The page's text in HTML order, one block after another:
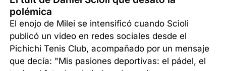
polémica
El enojo de Milei se intensificó cuando Scioli
publicó un video en redes sociales desde el
Pichichi Tenis Club, acompañado por un mensaje
que decía: "Mis pasiones deportivas: el pádel, el